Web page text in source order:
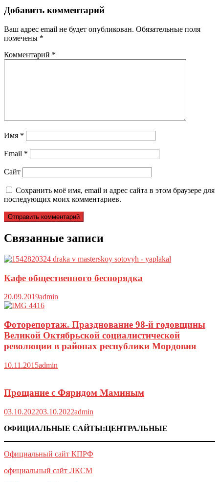
Добавить комментарий
Ваш адрес email не будет опубликован. Обязательные поля
помечены *
Комментарий *
Имя *
Email *
Сайт
Сохранить моё имя, email и адрес сайта в этом браузере для
последующих моих комментариев.
Связанные записи
Кафе общественного беспорядка
20.09.2019admin
Фоторепортаж. Празднование 98-й годовщины
Великой Октябрьской социалистической
революции в районах республики Мордовия
10.11.2015admin
Прощание с Фяридом Маминым
03.10.202203.10.2022admin
ОФИЦИАЛЬНЫЕ САЙТЫ:ЦЕНТРАЛЬНЫЕ
Официальный сайт КПРФ
официальный сайт ЛКСМ